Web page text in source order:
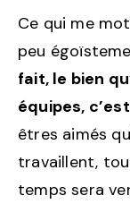
Ce qui me
peu
fait, le bien
équipes,
êtres aimés
travaillent,
temps sera